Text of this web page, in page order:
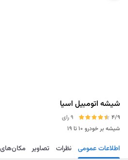
شیشه اتومبیل اسیا
4/9
9 رای
شیشه بر خودرو ۱۰ تا ۱۹
مسیریابی ذخیره اطلاعات عمومی نظرات تصاویر